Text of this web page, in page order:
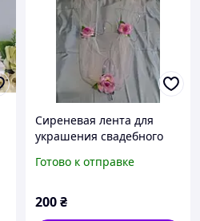
Сиреневая лента для
украшения свадебного
роз"
Готово к отправке
200₴